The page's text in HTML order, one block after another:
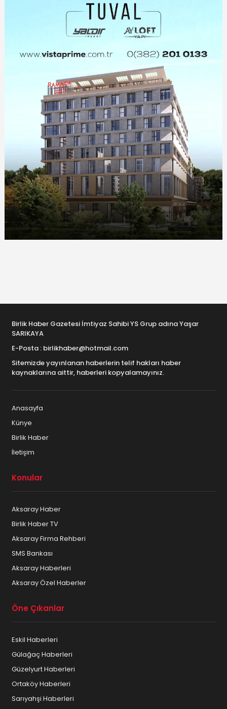
Birlik Haber Gazetesi İmtiyaz Sahibi YS Grup adına Yaşar
SARIKAYA
E-Posta : birlikhaber@hotmail.com
Sitemizde yayınlanan haberlerin telif hakları haber
kaynaklarına aittir, haberleri kopyalamayınız.
Anasayfa
Künye
Birlik Haber
İletişim
Konular
Aksaray Haber
Birlik Haber TV
Aksaray Firma Rehberi
SMS Bankası
Aksaray Haberleri
Aksaray Özel Haberler
Öne Çıkanlar
Eskil Haberleri
Gülağaç Haberleri
Güzelyurt Haberleri
Ortaköy Haberleri
Sarıyahşi Haberleri